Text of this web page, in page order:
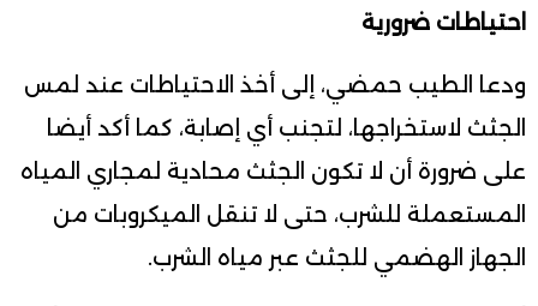
احتياطات ضرورية
ودعا الطيب حمضي، إلى أخذ الاحتياطات عند لمس
الجثث لاستخراجها، لتجنب أي إصابة، كما أكد أيضا
على ضرورة أن لا تكون الجثث محادية لمجاري المياه
المستعملة للشرب، حتى لا تنقل الميكروبات من
الجهاز الهضمي للجثث عبر مياه الشرب.